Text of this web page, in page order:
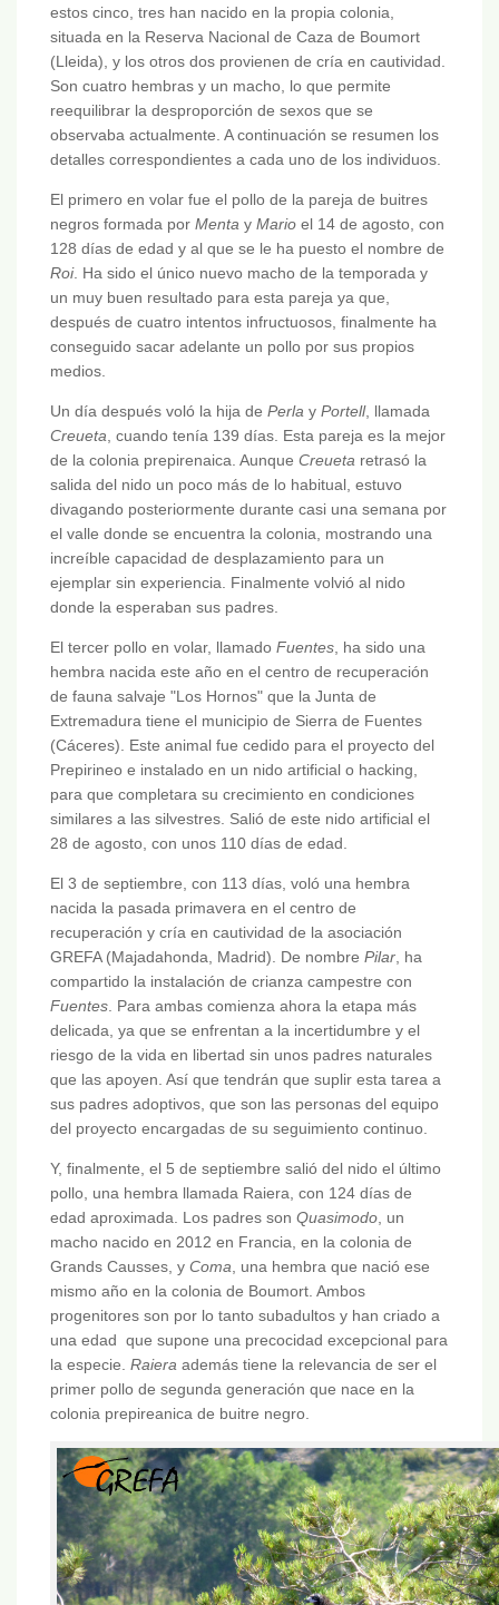
estos cinco, tres han nacido en la propia colonia,
situada en la Reserva Nacional de Caza de Boumort
(Lleida), y los otros dos provienen de cría en cautividad.
Son cuatro hembras y un macho, lo que permite
reequilibrar la desproporción de sexos que se
observaba actualmente. A continuación se resumen los
detalles correspondientes a cada uno de los individuos.
El primero en volar fue el pollo de la pareja de buitres
negros formada por Menta y Mario el 14 de agosto, con
128 días de edad y al que se le ha puesto el nombre de
Roi. Ha sido el único nuevo macho de la temporada y
un muy buen resultado para esta pareja ya que,
después de cuatro intentos infructuosos, finalmente ha
conseguido sacar adelante un pollo por sus propios
medios.
Un día después voló la hija de Perla y Portell, llamada
Creueta, cuando tenía 139 días. Esta pareja es la mejor
de la colonia prepirenaica. Aunque Creueta retrasó la
salida del nido un poco más de lo habitual, estuvo
divagando posteriormente durante casi una semana por
el valle donde se encuentra la colonia, mostrando una
increíble capacidad de desplazamiento para un
ejemplar sin experiencia. Finalmente volvió al nido
donde la esperaban sus padres.
El tercer pollo en volar, llamado Fuentes, ha sido una
hembra nacida este año en el centro de recuperación
de fauna salvaje "Los Hornos" que la Junta de
Extremadura tiene el municipio de Sierra de Fuentes
(Cáceres). Este animal fue cedido para el proyecto del
Prepirineo e instalado en un nido artificial o hacking,
para que completara su crecimiento en condiciones
similares a las silvestres. Salió de este nido artificial el
28 de agosto, con unos 110 días de edad.
El 3 de septiembre, con 113 días, voló una hembra
nacida la pasada primavera en el centro de
recuperación y cría en cautividad de la asociación
GREFA (Majadahonda, Madrid). De nombre Pilar, ha
compartido la instalación de crianza campestre con
Fuentes. Para ambas comienza ahora la etapa más
delicada, ya que se enfrentan a la incertidumbre y el
riesgo de la vida en libertad sin unos padres naturales
que las apoyen. Así que tendrán que suplir esta tarea a
sus padres adoptivos, que son las personas del equipo
del proyecto encargadas de su seguimiento continuo.
Y, finalmente, el 5 de septiembre salió del nido el último
pollo, una hembra llamada Raiera, con 124 días de
edad aproximada. Los padres son Quasimodo, un
macho nacido en 2012 en Francia, en la colonia de
Grands Causses, y Coma, una hembra que nació ese
mismo año en la colonia de Boumort. Ambos
progenitores son por lo tanto subadultos y han criado a
una edad que supone una precocidad excepcional para
la especie. Raiera además tiene la relevancia de ser el
primer pollo de segunda generación que nace en la
colonia prepireanica de buitre negro.